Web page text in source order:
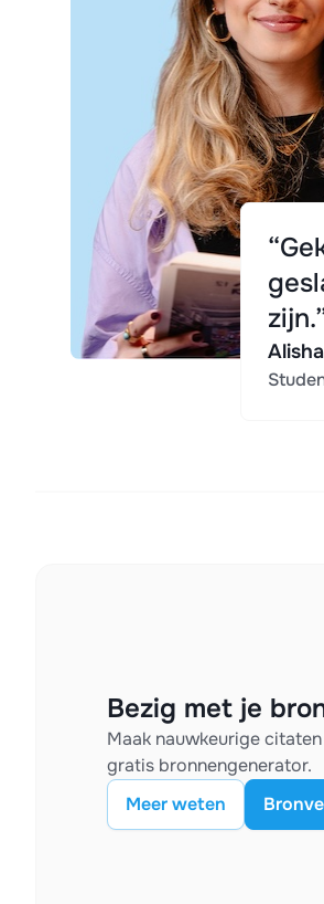
Alisha
Bezig met je
Maak nauwkeurige
gratis bronnengenerator.
Meer weten